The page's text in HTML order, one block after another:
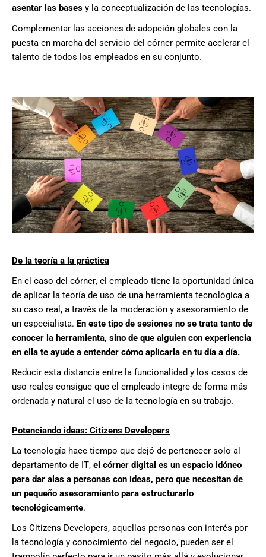
asentar las bases y la conceptualización de las tecnologías.
Complementar las acciones de adopción globales con la
puesta en marcha del servicio del córner permite acelerar el
talento de todos los empleados en su conjunto.
De la teoría a la práctica
En el caso del córner, el empleado tiene la oportunidad única
de aplicar la teoría de uso de una herramienta tecnológica a
su caso real, a través de la moderación y asesoramiento de
un especialista. En este tipo de sesiones no se trata tanto de
conocer la herramienta, sino de que alguien con experiencia
en ella te ayude a entender cómo aplicarla en tu día a día.
Reducir esta distancia entre la funcionalidad y los casos de
uso reales consigue que el empleado integre de forma más
ordenada y natural el uso de la tecnología en su trabajo.
Potenciando ideas: Citizens Developers
La tecnología hace tiempo que dejó de pertenecer solo al
departamento de IT, el córner digital es un espacio idóneo
para dar alas a personas con ideas, pero que necesitan de
un pequeño asesoramiento para estructurarlo
tecnológicamente.
Los Citizens Developers, aquellas personas con interés por
la tecnología y conocimiento del negocio, pueden ser el